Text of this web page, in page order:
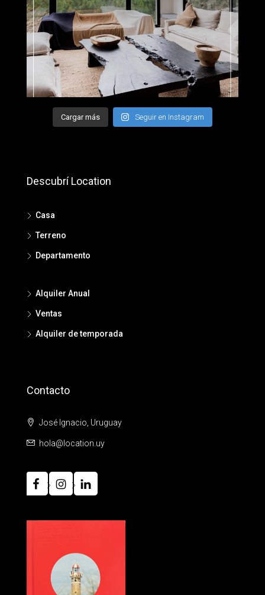
Cargar más Seguir en Instagram
Descubrí Location
Casa
Terreno
Departamento
Alquiler Anual
Ventas
Alquiler de temporada
Contacto
José Ignacio, Uruguay
hola@location.uy